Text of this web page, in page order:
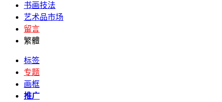
书画技法
艺术品市场
留言
繁體
标签
专题
画框
推广